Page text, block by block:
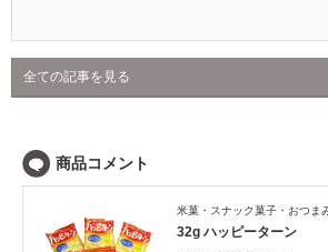
全ての記事を見る
NEWS
PR